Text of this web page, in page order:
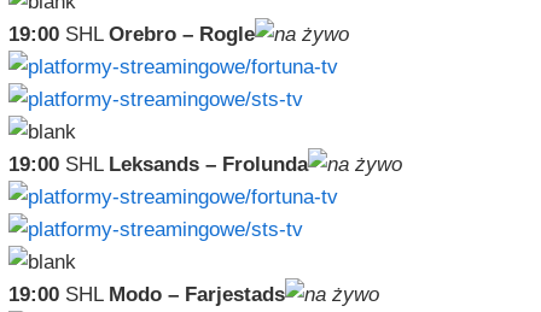
19:00SHL Orebro – Rogle
19:00SHL Leksands – Frolunda
19:00SHL Modo – Farjestads